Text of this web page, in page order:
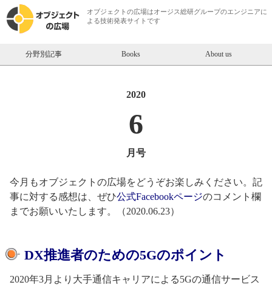
オブジェクトの広場はオージス総研グループのエンジニアに
よる技術発表サイトです
分野別記事 Books About us
2020
6
月号
今月もオブジェクトの広場をどうぞお楽しみください。記
事に対する感想は、ぜひ公式Facebookページのコメント欄
までお願いいたします。（2020.06.23）
DX推進者のための5Gのポイント
2020年3月より大手通信キャリアによる5Gの通信サービス